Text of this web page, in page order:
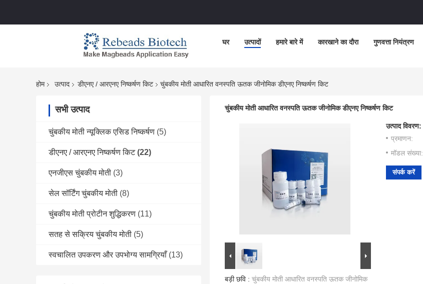
घर उत्पादों हमारे बारे में कारखाने का दौरा गुणवत्ता नियंत्रण
होम उत्पाद डीएनए / आरएनए निष्कर्षण किट चुंबकीय मोती आधारित वनस्पति ऊतक जीनोमिक डीएनए निष्कर्षण किट
सभी उत्पाद
चुंबकीय मोती न्यूक्लिक एसिड निष्कर्षण (5)
डीएनए / आरएनए निष्कर्षण किट (22)
एनजीएस चुंबकीय मोती (3)
सेल सॉर्टिंग चुंबकीय मोती (8)
चुंबकीय मोती प्रोटीन शुद्धिकरण (11)
सतह से सक्रिय चुंबकीय मोती (5)
स्वचालित उपकरण और उपभोग्य सामग्रियाँ (13)
चुंबकीय मोती आधारित वनस्पति ऊतक जीनोमिक डीएनए निष्कर्षण किट
बड़ी छवि : चुंबकीय मोती आधारित वनस्पति ऊतक जीनोमिक
उत्पाद विवरण:
प्रमाणन:
मॉडल संख्या:
संपर्क करें